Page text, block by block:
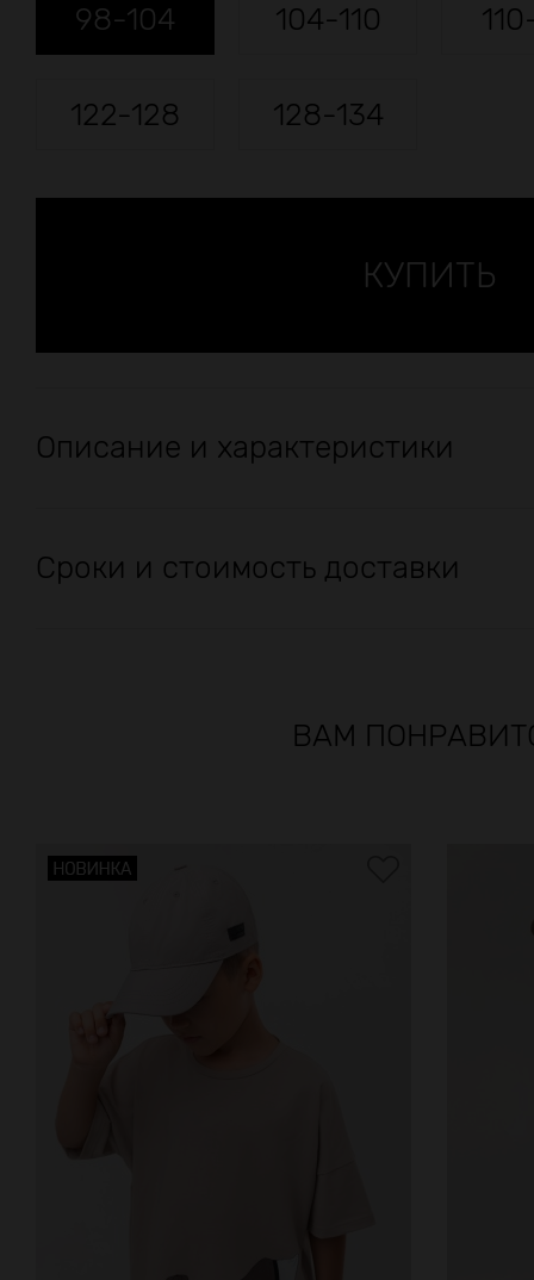
98-104 104-110
122-128 128-134
Описание и характеристики
Сроки и стоимость доставки
ВАМ